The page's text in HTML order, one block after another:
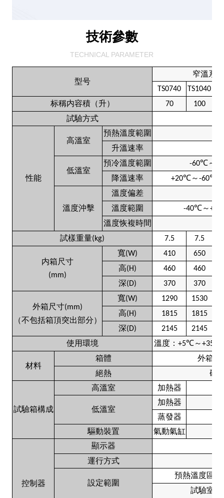
技術參數
TECHNICAL PARAMETER
型号
窄溫系
TS0740 TS1040
标稱内容積（升） 70 100
試驗方式
性能
高溫室
預熱溫度範圍
升溫速率
低溫室
預冷溫度範圍 -60℃～
降溫速率
+20℃～-60℃
溫度沖擊
溫度偏差
溫度範圍
-40℃～
溫度恢複時間
試樣重量(kg) 7.5 7.5
内箱尺寸
(mm)
寬(W) 410 650
高(H) 460 460
深(D) 370 370
外箱尺寸(mm)
（不包括箱頂突出部分）
寬(W) 1290 1530
高(H) 1815 1815
深(D) 2145 2145
使用環境 溫度：+5℃～+35
材料
箱體
外箱噴
絕熱
硬
試驗箱構成
高溫室 加熱器
低溫室
加熱器
蒸發器
驅動裝置
氣動氣缸
控制器
顯示器
運行方式
設定範圍
預熱溫度區上
試驗室